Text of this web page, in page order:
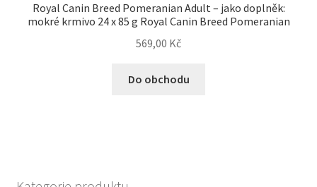
Royal Canin Breed Pomeranian Adult – jako doplněk:
mokré krmivo 24 x 85 g Royal Canin Breed Pomeranian
569,00 Kč
Do obchodu